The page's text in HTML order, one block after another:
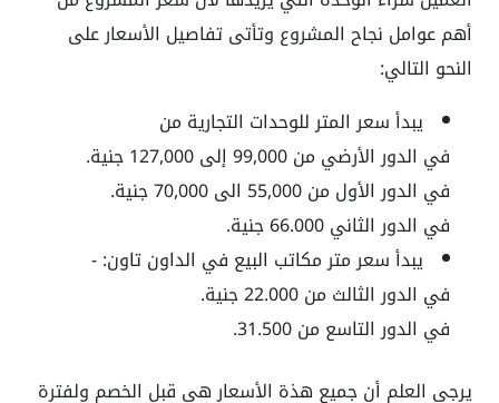
أهم عوامل نجاح المشروع وتأتى تفاصيل الأسعار على
النحو التالي:
يبدأ سعر المتر للوحدات التجارية من
في الدور الأرضي من 99,000 إلى 127,000 جنية.
في الدور الأول من 55,000 الى 70,000 جنية.
في الدور الثاني 66.000 جنية.
يبدأ سعر متر مكاتب البيع في الداون تاون: -
في الدور الثالث من 22.000 جنية.
في الدور التاسع من 31.500.
يرجى العلم أن جميع هذة الأسعار هي قبل الخصم ولفترة